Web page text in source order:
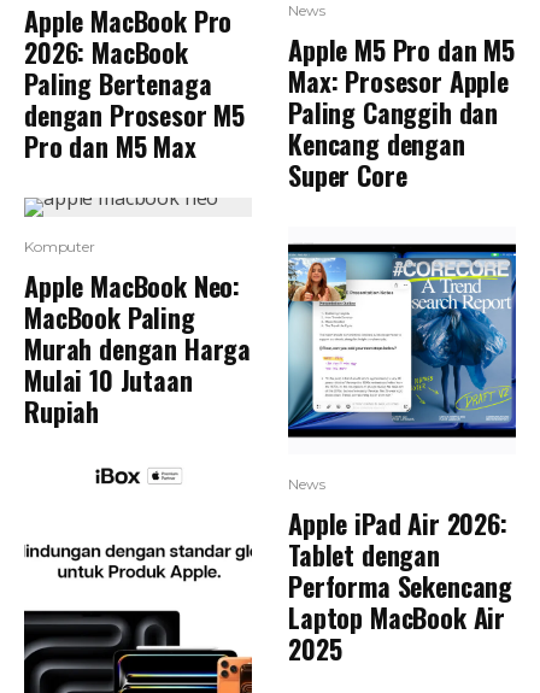
Apple MacBook Pro
2026: MacBook
Paling Bertenaga
dengan Prosesor M5
Pro dan M5 Max
Komputer
Apple MacBook Neo:
MacBook Paling
Murah dengan Harga
Mulai 10 Jutaan
Rupiah
News
Apple M5 Pro dan M5
Max: Prosesor Apple
Paling Canggih dan
Kencang dengan
Super Core
News
Apple iPad Air 2026:
Tablet dengan
Performa Sekencang
Laptop MacBook Air
2025